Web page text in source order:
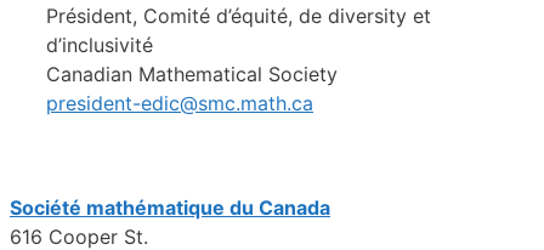
Président, Comité d’équité, de diversity et
d’inclusivité
Canadian Mathematical Society
president-edic@smc.math.ca
Société mathématique du Canada
616 Cooper St.